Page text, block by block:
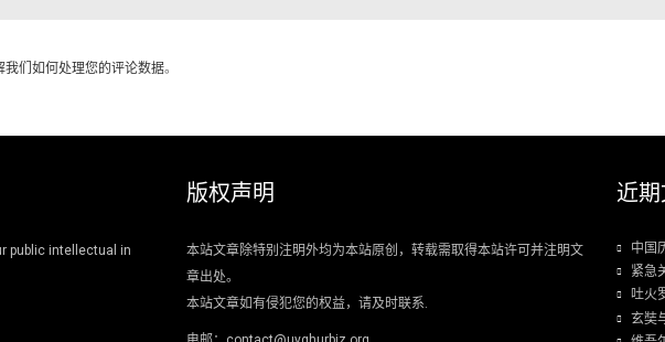
我们如何处理您的评论数据。
public intellectual in
版权声明
本站文章除特别注明外均为本站原创，转载需取得本站许可并注明文
章出处。
本站文章如有侵犯您的权益，请及时联系.
近
中国
紧急
吐火
玄奘